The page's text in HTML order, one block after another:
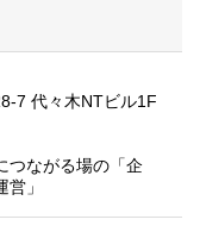
7 代々木NTビル1F
つながる場の「企
」